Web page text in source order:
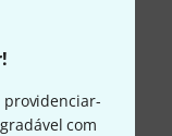
providenciar-
com
mais de
.
a
3 anos de
como
e muito mais.